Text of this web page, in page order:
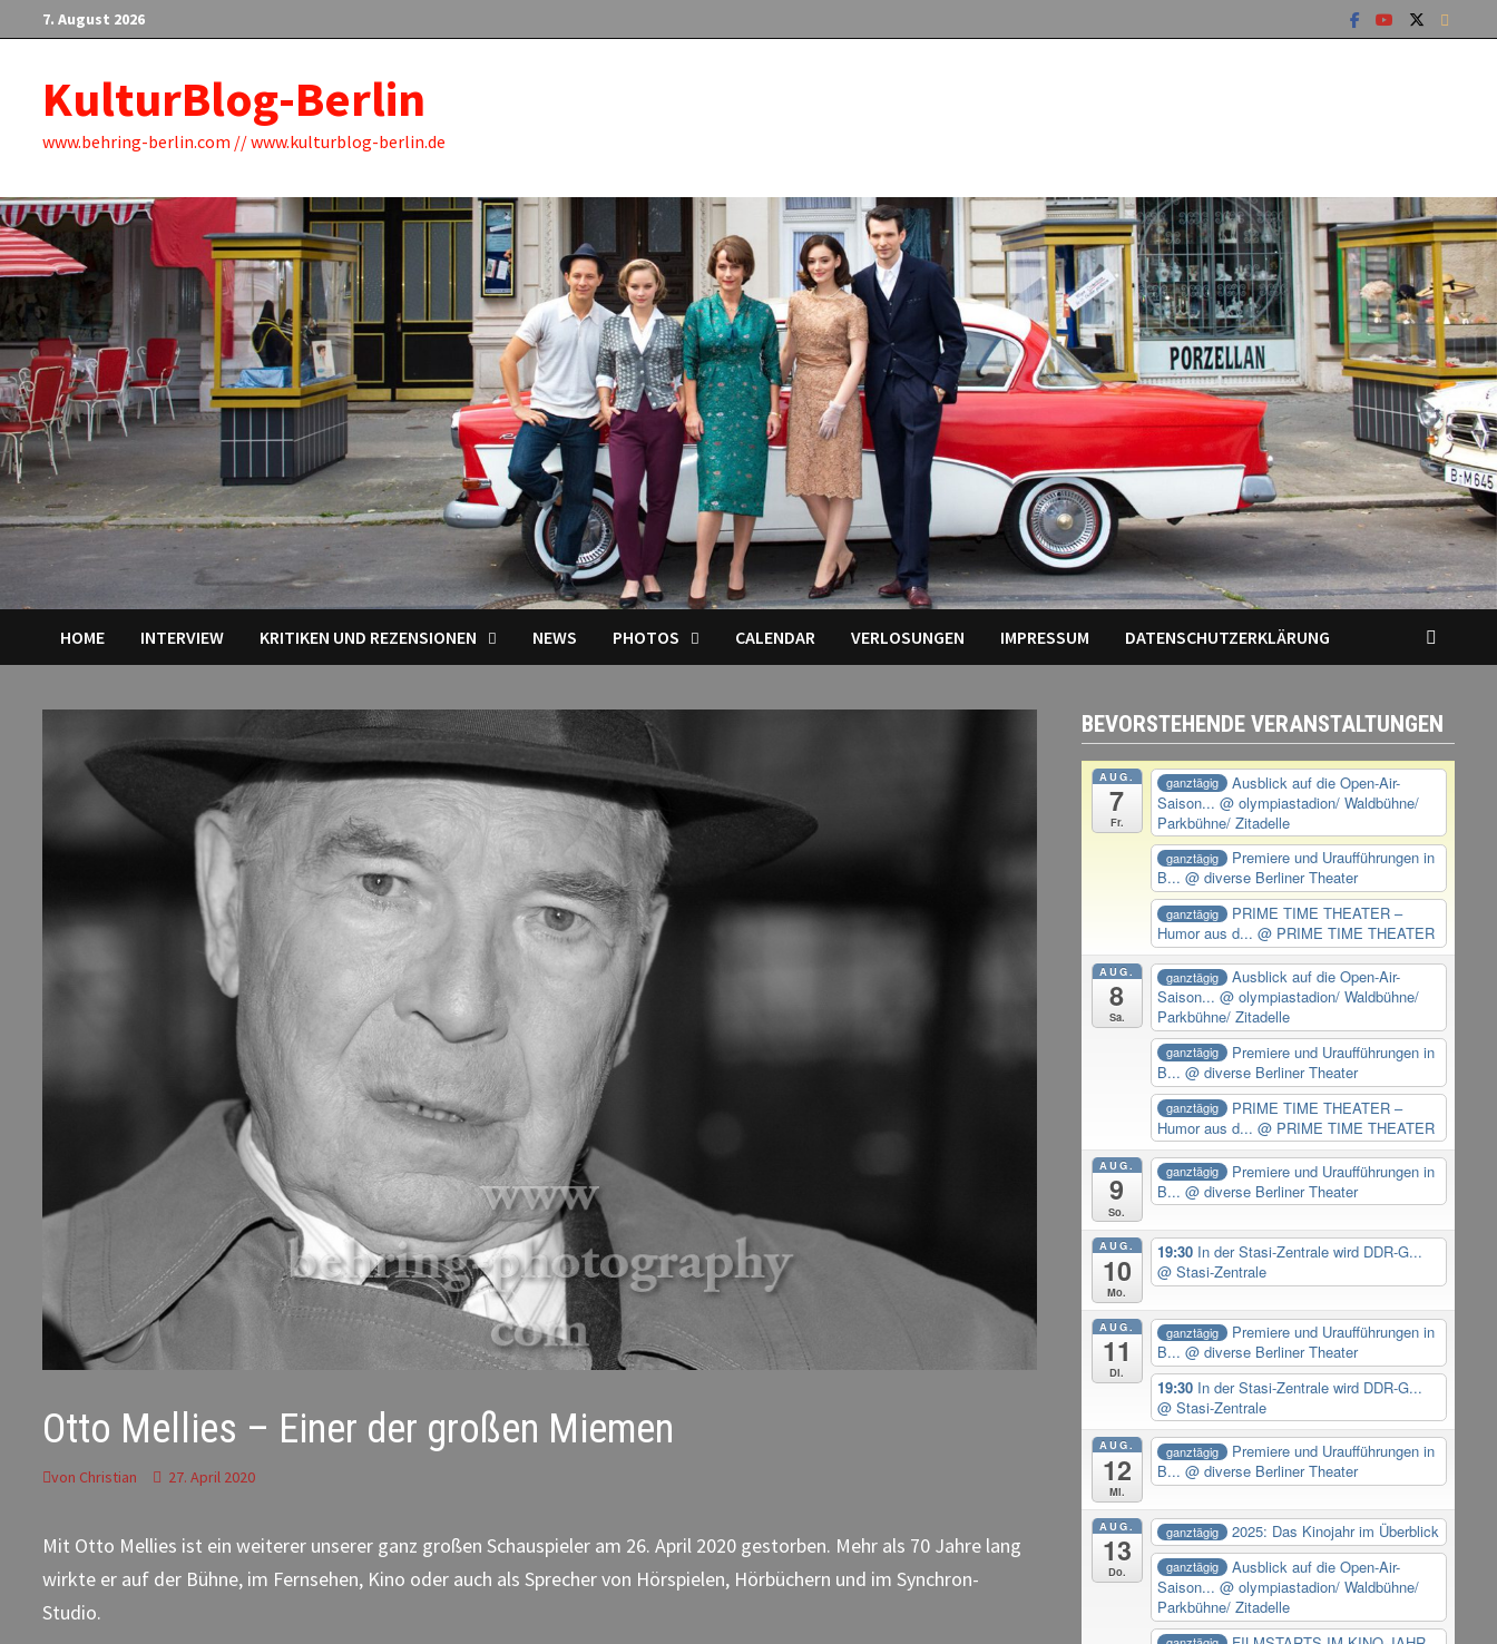
Inhalt
7. August 2026
KulturBlog-Berlin
www.behring-berlin.com // www.kulturblog-berlin.de
HOME INTERVIEW KRITIKEN UND REZENSIONEN NEWS PHOTOS CALENDAR VERLOSUNGEN IMPRESSUM DATENSCHUTZERKLÄRUNG
Otto Mellies – Einer der großen Miemen
von Christian 27. April 2020
Mit Otto Mellies ist ein weiterer unserer ganz großen Schauspieler am 26. April 2020 gestorben. Mehr als 70 Jahre lang
wirkte er auf der Bühne, im Fernsehen, Kino oder auch als Sprecher von Hörspielen, Hörbüchern und im Synchron-
Studio.
BEVORSTEHENDE VERANSTALTUNGEN
AUG.
7
Fr.
ganztägig
Ausblick auf die Open-Air-
Saison...@ olympiastadion/ Waldbühne/
Parkbühne/ Zitadelle
ganztägig
Premiere und Uraufführungen in
B...@ diverse Berliner Theater
ganztägig
PRIME TIME THEATER –
Humor aus d...@ PRIME TIME THEATER
AUG.
8
Sa.
ganztägig
Ausblick auf die Open-Air-
Saison...@ olympiastadion/ Waldbühne/
Parkbühne/ Zitadelle
ganztägig
Premiere und Uraufführungen in
B...@ diverse Berliner Theater
ganztägig
PRIME TIME THEATER –
Humor aus d...@ PRIME TIME THEATER
AUG.
9
So.
ganztägig
Premiere und Uraufführungen in
B...@ diverse Berliner Theater
AUG.
10
Mo.
19:30 In der Stasi-Zentrale wird DDR-G...
@ Stasi-Zentrale
AUG.
11
Di.
ganztägig
Premiere und Uraufführungen in
B...@ diverse Berliner Theater
19:30 In der Stasi-Zentrale wird DDR-G...
@ Stasi-Zentrale
AUG.
12
Mi.
ganztägig
Premiere und Uraufführungen in
B...@ diverse Berliner Theater
AUG.
13
Do.
ganztägig 2025: Das Kinojahr im Überblick
ganztägig
Ausblick auf die Open-Air-
Saison...@ olympiastadion/ Waldbühne/
Parkbühne/ Zitadelle